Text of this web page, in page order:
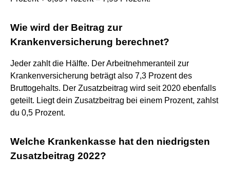
Wie wird der Beitrag zur
Krankenversicherung berechnet?
Jeder zahlt die Hälfte. Der Arbeitnehmeranteil zur
Krankenversicherung beträgt also 7,3 Prozent des
Bruttogehalts. Der Zusatzbeitrag wird seit 2020 ebenfalls
geteilt. Liegt dein Zusatzbeitrag bei einem Prozent, zahlst
du 0,5 Prozent.
Welche Krankenkasse hat den niedrigsten
Zusatzbeitrag 2022?